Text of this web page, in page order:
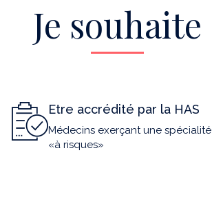
Je souhaite
Etre accrédité par la HAS
Médecins exerçant une spécialité
«à risques»